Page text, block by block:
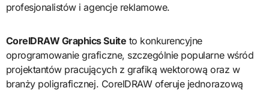
profesjonalistów i agencje reklamowe.
CorelDRAW Graphics Suite to konkurencyjne
oprogramowanie graficzne, szczególnie popularne wśród
projektantów pracujących z grafiką wektorową oraz w
branży poligraficznej. CorelDRAW oferuje jednorazową